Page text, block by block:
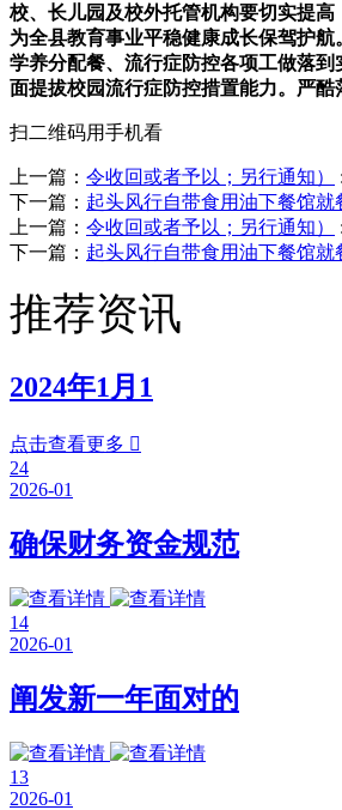
校、长儿园及校外托管机构要切实提高
为全县教育事业平稳健康成长保驾护
学养分配餐、流行症防控各项工做落
面提拔校园流行症防控措置能力。严酷
扫二维码用手机看
上一篇： 令收回或者予以；另行通知）
:
下一篇： 起头风行自带食用油下餐馆就
上一篇： 令收回或者予以；另行通知）
:
下一篇： 起头风行自带食用油下餐馆就
推荐资讯
2024年1月1
点击查看更多 
24
2026-01
确保财务资金规范
14
2026-01
阐发新一年面对的
13
2026-01